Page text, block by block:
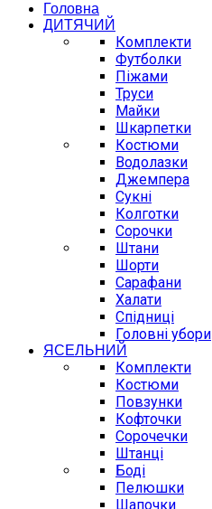
Головна
ДИТЯЧИЙ
Комплекти
Футболки
Піжами
Труси
Майки
Шкарпетки
Костюми
Водолазки
Джемпера
Сукні
Колготки
Сорочки
Штани
Шорти
Сарафани
Халати
Спідниці
Головні убори
ЯСЕЛЬНИЙ
Комплекти
Костюми
Повзунки
Кофточки
Сорочечки
Штанці
Боді
Пелюшки
Шапочки